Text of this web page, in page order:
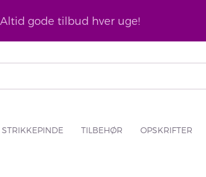
Altid gode tilbud hver uge!
STRIKKEPINDE TILBEHØR OPSKRIFTER